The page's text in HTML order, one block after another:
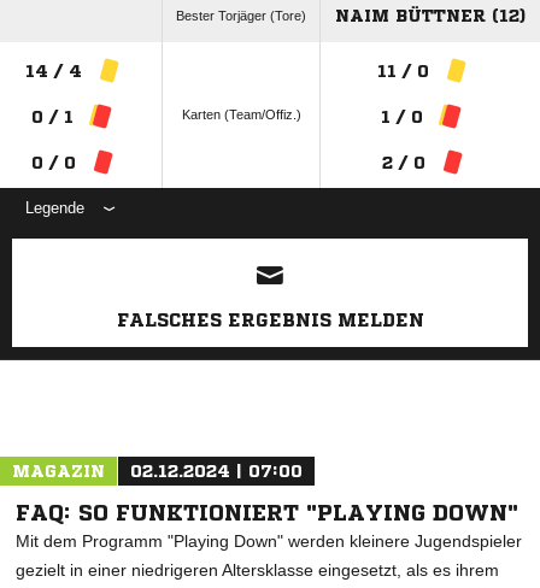
Bester Torjäger (Tore) NAIM BÜTTNER (12)
14 / 4
0 / 1
0 / 0
Karten (Team/Offiz.)
11 / 0
1 / 0
2 / 0
Legende
ANZEIGE
FALSCHES ERGEBNIS MELDEN
MAGAZIN 02.12.2024 | 07:00
FAQ: SO FUNKTIONIERT "PLAYING DOWN"
Mit dem Programm "Playing Down" werden kleinere Jugendspieler
gezielt in einer niedrigeren Altersklasse eingesetzt, als es ihrem